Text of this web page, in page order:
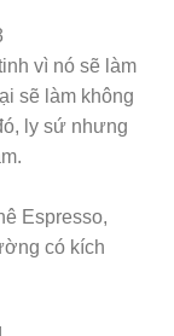
vì nó sẽ làm
sẽ làm không
ly sứ nhưng
Espresso,
có kích